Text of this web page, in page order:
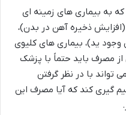
که به بیماری های زمینه ای
ذخیره آهن در بدن)،
وجود ید)، بیماری های کلیوی
مصرف باید حتماً با پزشک
با در نظر گرفتن
گیری کند که آیا مصرف این